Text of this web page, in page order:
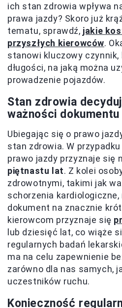
ich stan zdrowia wpływa
prawa jazdy? Skoro już
tematu, sprawdź, jakie
przyszłych kierowców.
stanowi kluczowy
długości, na jaką można
prowadzenie pojazdów.
Stan zdrowia
ważności dokumentu
Ubiegając się o prawo
stan zdrowia. W
prawo jazdy przyznaje się
piętnastu lat. Z kolei
zdrowotnymi, takimi jak
schorzenia
dokument na znacznie
kierowcom przyznaje się
lub dziesięć lat, co wiąże
regularnych badań
ma na celu zapewnienie
zarówno dla nas samych,
uczestników ruchu.
Konieczność